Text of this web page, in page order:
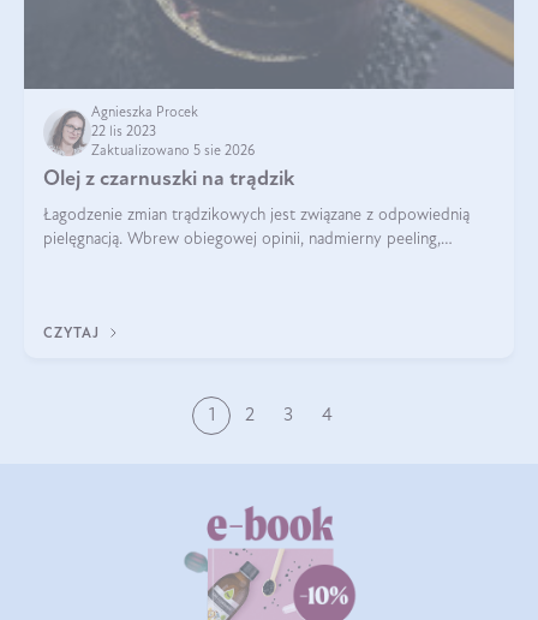
Agnieszka Procek
22 lis 2023
Zaktualizowano 5 sie 2026
Olej z czarnuszki na trądzik
Łagodzenie zmian trądzikowych jest związane z odpowiednią
pielęgnacją. Wbrew obiegowej opinii, nadmierny peeling,
CZYTAJ
1 2 3 4